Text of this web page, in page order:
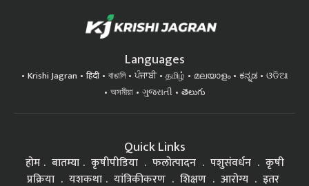
Languages
Krishi Jagran हिंदी বাঙালি ਪੰਜਾਬੀ தமிழ் മലയാളം ಕನ್ನಡ
ଓଡିଆ
অসমীয়া
ગુજરાતી తెలుగు
Quick Links
होम बातम्या कृषीपीडिया फलोत्पादन पशुसंवर्धन
कृषी
प्रक्रिया
यशकथा यांत्रिकीकरण शिक्षण आरोग्य इतर